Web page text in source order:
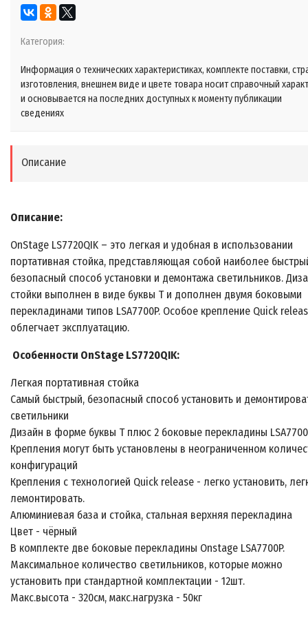
Категория:
Информация о технических характеристиках, комплекте поставки,
изготовления, внешнем виде и цвете товара носит справочный
и основывается на последних доступных к моменту публикации
сведениях
Описание
Описание:
OnStage LS7720QIK – это легкая и удобная в использовании
портативная стойка, представляющая собой наиболее
безопасный способ установки и демонтажа светильников.
стойки выполнен в виде буквы Т и дополнен двумя боковыми
перекладинами типов LSA7700P. Особое крепление Quick
облегчает эксплуатацию.
Особенности OnStage LS7720QIK:
Легкая портативная стойка
Самый быстрый, безопасный способ установить и
светильники
Дизайн в форме буквы Т плюс 2 боковые перекладины
Крепления могут быть установлены в неограниченном
конфигураций
Крепления с технологией Quick release - легко установить,
лемонтировать.
Алюминиевая база и стойка, стальная верхняя перекладина
Цвет - чёрный
В комплекте две боковые перекладины Onstage LSA7700P.
Максимальное количество светильников, которые можно
установить при стандартной комплектации - 12шт.
Макс.высота - 320см, макс.нагрузка - 50кг